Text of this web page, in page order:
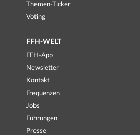
Themen-Ticker
Voting
FFH-WELT
FFH-App
Newsletter
Kontakt
Frequenzen
Jobs
Führungen
Presse